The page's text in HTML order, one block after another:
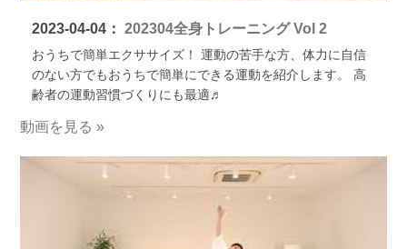
2023-04-04： 202304全身トレーニング Vol 2
おうちで簡単エクササイズ！ 運動の苦手な方、体力に自信
のない方でもおうちで簡単にできる運動を紹介します。 高
齢者の運動習慣づくりにも最適♬
動画を見る »